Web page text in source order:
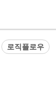
로직플로우